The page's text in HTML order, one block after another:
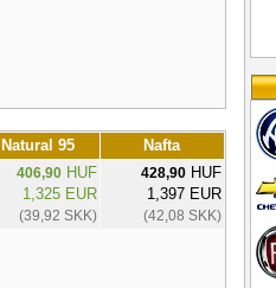
Natural 95 Nafta
406,90HUF
1,325 EUR
(39,92 SKK)
428,90HUF
1,397 EUR
(42,08 SKK)